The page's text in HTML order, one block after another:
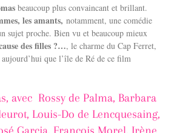
beaucoup plus convaincant et brillant.
les amants, notamment, une comédie
sujet proche. Bien vu et beaucoup mieux
des filles ?…, le charme du Cap Ferret,
aujourd’hui que l’île de Ré de ce film
avec Rossy de Palma, Barbara
Louis-Do de Lencquesaing,
Garcia, François Morel, Irène